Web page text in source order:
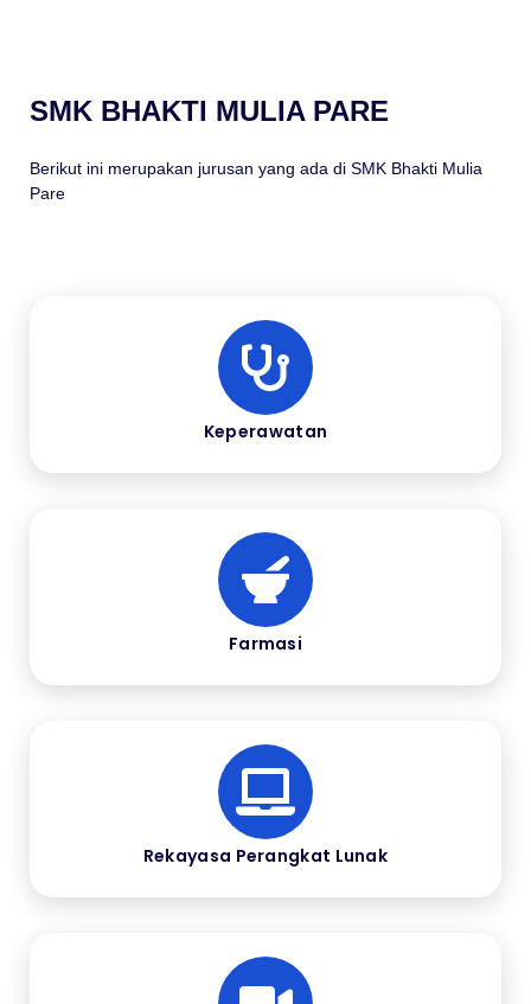
SMK BHAKTI MULIA PARE
Berikut ini merupakan jurusan yang ada di SMK Bhakti Mulia
Pare
Keperawatan
Farmasi
Rekayasa Perangkat Lunak